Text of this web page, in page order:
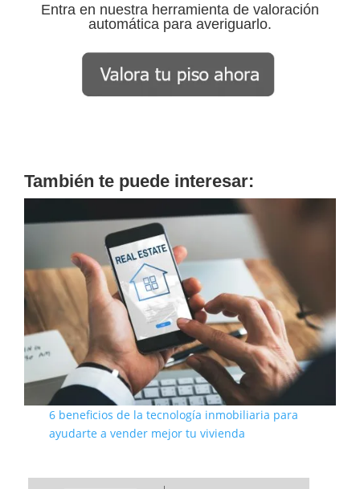
Entra en nuestra herramienta de valoración
automática para averiguarlo.
También te puede interesar:
6 beneficios de la tecnología inmobiliaria para
ayudarte a vender mejor tu vivienda